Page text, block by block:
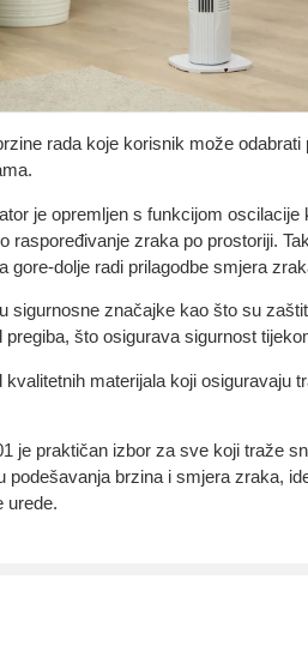
rada koje korisnik može odabrati
je opremljen s funkcijom oscilacije
raspoređivanje zraka po prostoriji.
gore-dolje radi prilagodbe smjera
sigurnosne značajke kao što su
pregiba, što osigurava sigurnost
kvalitetnih materijala koji osiguravaju
je praktičan izbor za sve koji traže
podešavanja brzina i smjera zraka,
urede.